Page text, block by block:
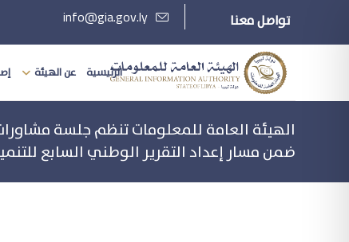
تواصل معنا info@gia.gov.ly
الرئيسية عن الهيئة
الهيئة العامة للمعلومات تنظم جلسة
ضمن مسار إعداد التقرير الوطني السابع